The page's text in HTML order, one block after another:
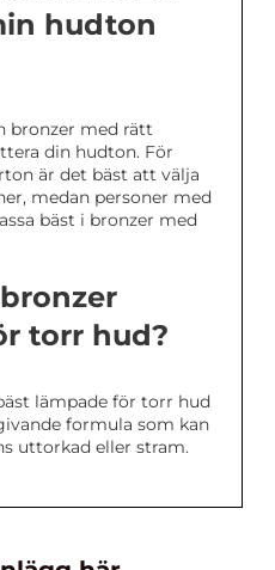
hudton
bronzer med rätt
din hudton. För
är det bäst att välja
medan personer med
bäst i bronzer med
torr hud?
lämpade för torr hud
formula som kan
uttorkad eller stram.